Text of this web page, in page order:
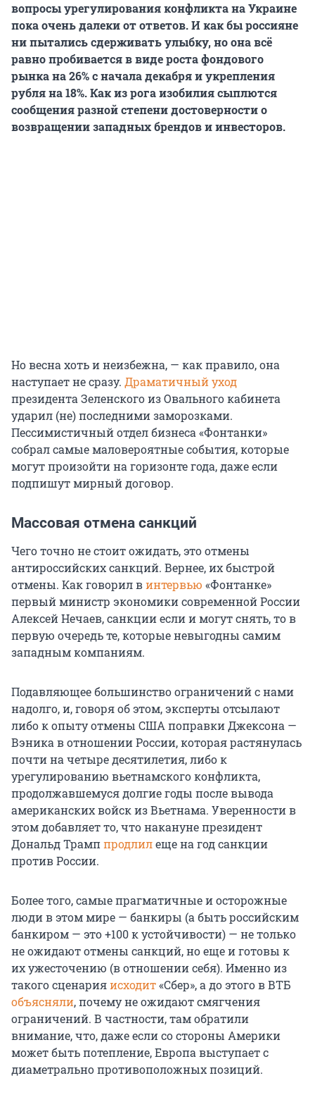
вопросы урегулирования конфликта на Украине
пока очень далеки от ответов. И как бы россияне
ни пытались сдерживать улыбку, но она всё
равно пробивается в виде роста фондового
рынка на 26% с начала декабря и укрепления
рубля на 18%. Как из рога изобилия сыплются
сообщения разной степени достоверности о
возвращении западных брендов и инвесторов.
Но весна хоть и неизбежна, — как правило, она
наступает не сразу. Драматичный уход
президента Зеленского из Овального кабинета
ударил (не) последними заморозками.
Пессимистичный отдел бизнеса «Фонтанки»
собрал самые маловероятные события, которые
могут произойти на горизонте года, даже если
подпишут мирный договор.
Массовая отмена санкций
Чего точно не стоит ожидать, это отмены
антироссийских санкций. Вернее, их быстрой
отмены. Как говорил винтервью «Фонтанке»
первый министр экономики современной России
Алексей Нечаев, санкции если и могут снять, то в
первую очередь те, которые невыгодны самим
западным компаниям.
Подавляющее большинство ограничений с нами
надолго, и, говоря об этом, эксперты отсылают
либо к опыту отмены США поправки Джексона —
Вэника в отношении России, которая растянулась
почти на четыре десятилетия, либо к
урегулированию вьетнамского конфликта,
продолжавшемуся долгие годы после вывода
американских войск из Вьетнама. Уверенности в
этом добавляет то, что накануне президент
Дональд Трамппродлилеще на год санкции
против России.
Более того, самые прагматичные и осторожные
люди в этом мире — банкиры (а быть российским
банкиром — это +100 к устойчивости) — не только
не ожидают отмены санкций, но еще и готовы к
их ужесточению (в отношении себя). Именно из
такого сценарияисходит«Сбер», а до этого в ВТБ
объясняли, почему не ожидают смягчения
ограничений. В частности, там обратили
внимание, что, даже если со стороны Америки
может быть потепление, Европа выступает с
диаметрально противоположных позиций.